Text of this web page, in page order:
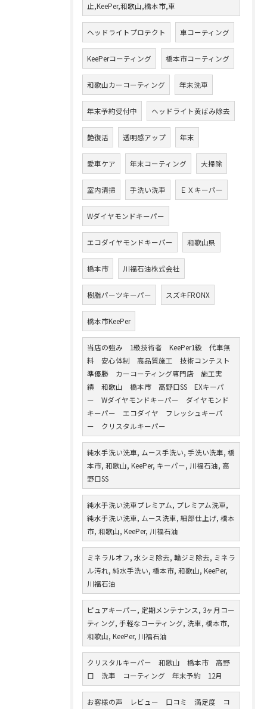
止,KeePer,和歌山,橋本市,車
ヘッドライトプロテクト 車コーティング
KeePerコーティング 橋本市コーティング
和歌山カーコーティング 年末洗車
年末予約受付中 ヘッドライト黄ばみ除去
艶復活 透明感アップ 年末
愛車ケア 年末コーティング 大掃除
室内清掃 手洗い洗車 ＥＸキーパー
Wダイヤモンドキーパー
エコダイヤモンドキーパー 和歌山県
橋本市 川福石油株式会社
樹脂パーツキーパー スズキFRONX
橋本市KeePer
当店の強み 1級技術者 KeePer1級 代車無
料 安心体制 高品質施工 技術コンテスト
準優勝 カーコーティング専門店 施工実
績 和歌山 橋本市 高野口SS EXキーパ
ー Wダイヤモンドキーパー ダイヤモンド
キーパー エコダイヤ フレッシュキーパ
ー クリスタルキーパー
純水手洗い洗車, ムース手洗い, 手洗い洗車, 橋
本市, 和歌山, KeePer, キーパー, 川福石油, 高
野口SS
純水手洗い洗車プレミアム, プレミアム洗車,
純水手洗い洗車, ムース洗車, 細部仕上げ, 橋本
市, 和歌山, KeePer, 川福石油
ミネラルオフ, 水シミ除去, 輪ジミ除去, ミネラ
ル汚れ, 純水手洗い, 橋本市, 和歌山, KeePer,
川福石油
ピュアキーパー, 定期メンテナンス, 3ヶ月コー
ティング, 手軽なコーティング, 洗車, 橋本市,
和歌山, KeePer, 川福石油
クリスタルキーパー 和歌山 橋本市 高野
口 洗車 コーティング 年末予約 12月
お客様の声 レビュー 口コミ 満足度 コ